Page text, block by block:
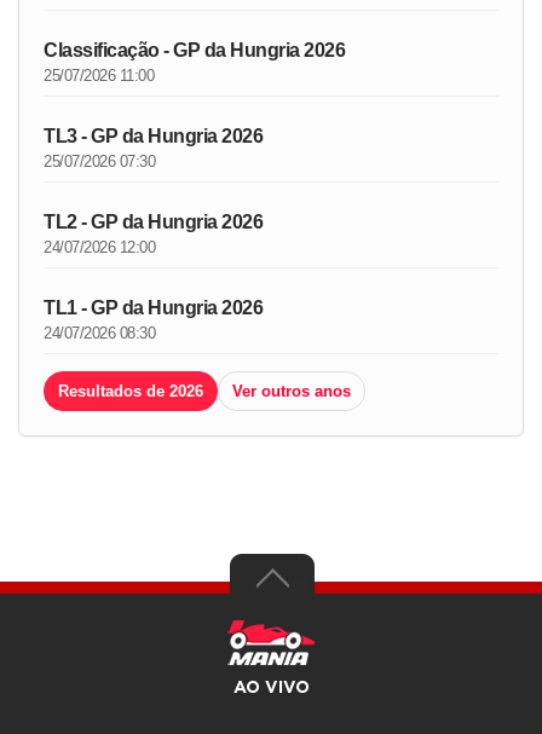
Classificação - GP da Hungria 2026
25/07/2026 11:00
TL3 - GP da Hungria 2026
25/07/2026 07:30
TL2 - GP da Hungria 2026
24/07/2026 12:00
TL1 - GP da Hungria 2026
24/07/2026 08:30
Resultados de 2026 Ver outros anos
AO VIVO